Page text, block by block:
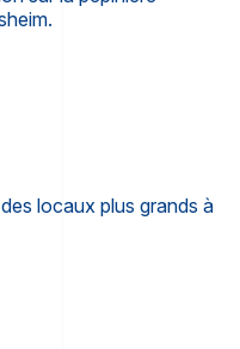
locaux plus grands à